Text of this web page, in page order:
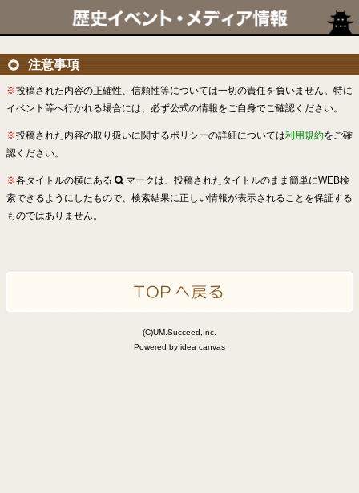
注意事項
※投稿された内容の正確性、信頼性等については一切の責任を負いません。特に
イベント等へ行かれる場合には、必ず公式の情報をご自身でご確認ください。
※投稿された内容の取り扱いに関するポリシーの詳細については利用規約をご確
認ください。
※各タイトルの横にある
マークは、投稿されたタイトルのまま簡単にWEB検
索できるようにしたもので、検索結果に正しい情報が表示されることを保証する
ものではありません。
(C)UM.Succeed,Inc.
Powered by idea canvas